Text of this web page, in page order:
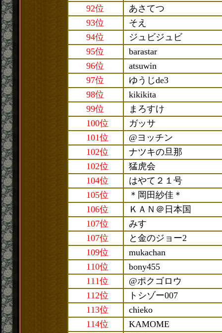
92位
あさてつ
93位
そえ
94位
ジュビジュビ
95位
barastar
96位
atsuwin
97位
ゆうじde3
98位
kikikita
99位
まろすけ
100位
ガッサ
101位
@ヨッチン
102位
ナツキの旦那
102位
猛虎会
104位
はやて２１号
105位
＊岡田紗佳＊
106位
ＫＡＮ＠日本国
107位
みす
107位
と金のジョー2
109位
mukachan
110位
bony455
111位
@ポクゴロウ
112位
トシゾー007
113位
chieko
114位
KAMOME